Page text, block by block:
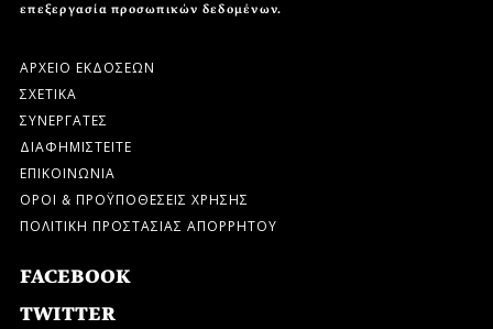
επεξεργασία προσωπικών δεδομένων.
ΑΡΧΕΙΟ ΕΚΔΟΣΕΩΝ
ΣΧΕΤΙΚΑ
ΣΥΝΕΡΓΑΤΕΣ
ΔΙΑΦΗΜΙΣΤΕΙΤΕ
ΕΠΙΚΟΙΝΩΝΙΑ
ΟΡΟΙ & ΠΡΟΫΠΟΘΕΣΕΙΣ ΧΡΗΣΗΣ
ΠΟΛΙΤΙΚΗ ΠΡΟΣΤΑΣΙΑΣ ΑΠΟΡΡΗΤΟΥ
FACEBOOK
TWITTER